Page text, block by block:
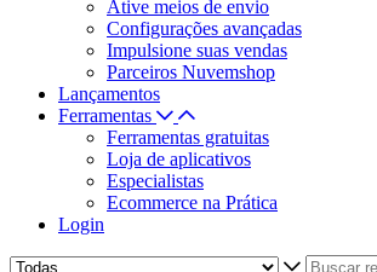
Ative meios de envio
Configurações avançadas
Impulsione suas vendas
Parceiros Nuvemshop
Lançamentos
Ferramentas
Ferramentas gratuitas
Loja de aplicativos
Especialistas
Ecommerce na Prática
Login